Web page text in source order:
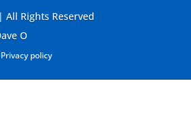
All Rights Reserved
O.
Privacy policy